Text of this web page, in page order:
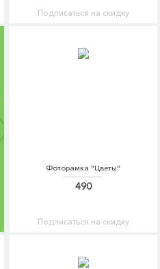
Подписаться на скидку
Фоторамка "Цветы"
490
Подписаться на скидку